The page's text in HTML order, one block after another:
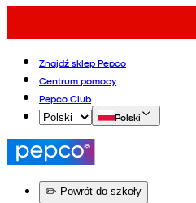
Znajdź sklep Pepco
Centrum pomocy
Pepco Club
Polski
✏️ Powrót do szkoły